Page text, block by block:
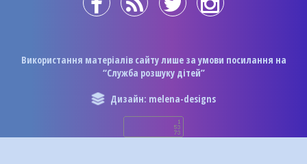
Використання матеріалів сайту лише за умови посилання на
“Служба розшуку дітей”
Дизайн: melena-designs